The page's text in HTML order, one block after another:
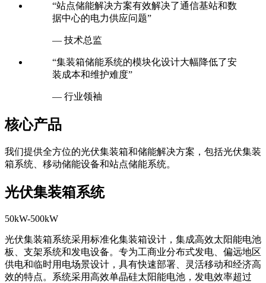
“站点储能解决方案有效解决了通信基站和数
据中心的电力供应问题”
— 技术总监
“集装箱储能系统的模块化设计大幅降低了安
装成本和维护难度”
— 行业领袖
核心产品
我们提供全方位的光伏集装箱和储能解决方案，包括光伏集装
箱系统、移动储能设备和站点储能系统。
光伏集装箱系统
50kW-500kW
光伏集装箱系统采用标准化集装箱设计，集成高效太阳能电池
板、支架系统和发电设备。专为工商业分布式发电、偏远地区
供电和临时用电场景设计，具有快速部署、灵活移动和经济高
效的特点。系统采用高效单晶硅太阳能电池，发电效率超过